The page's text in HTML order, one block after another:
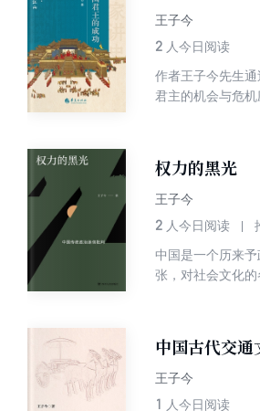
王子今
2 人今日阅读
作者王子今先生
君主的机会与危
权力的黑光
王子今
2 人今日阅读
中国是一个历来
张，对社会文化
中国古代交通
王子今
1 人今日阅读